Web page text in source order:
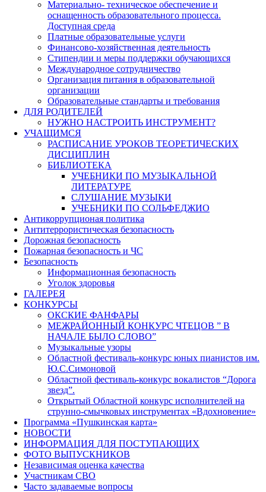
Материально- техническое обеспечение и
оснащенность образовательного процесса.
Доступная среда
Платные образовательные услуги
Финансово-хозяйственная деятельность
Стипендии и меры поддержки обучающихся
Международное сотрудничество
Организация питания в образовательной
организации
Образовательные стандарты и требования
ДЛЯ РОДИТЕЛЕЙ
НУЖНО НАСТРОИТЬ ИНСТРУМЕНТ?
УЧАЩИМСЯ
РАСПИСАНИЕ УРОКОВ ТЕОРЕТИЧЕСКИХ
ДИСЦИПЛИН
БИБЛИОТЕКА
УЧЕБНИКИ ПО МУЗЫКАЛЬНОЙ
ЛИТЕРАТУРЕ
СЛУШАНИЕ МУЗЫКИ
УЧЕБНИКИ ПО СОЛЬФЕДЖИО
Антикоррупционая политика
Антитеррористическая безопасность
Дорожная безопасность
Пожарная безопасность и ЧС
Безопасность
Информационная безопасность
Уголок здоровья
ГАЛЕРЕЯ
КОНКУРСЫ
ОКСКИЕ ФАНФАРЫ
МЕЖРАЙОННЫЙ КОНКУРС ЧТЕЦОВ ” В
НАЧАЛЕ БЫЛО СЛОВО”
Музыкальные узоры
Областной фестиваль-конкурс юных пианистов им.
Ю.С.Симоновой
Областной фестиваль-конкурс вокалистов “Дорога
звезд”.
Открытый Областной конкурс исполнителей на
струнно-смычковых инструментах «Вдохновение»
Программа «Пушкинская карта»
НОВОСТИ
ИНФОРМАЦИЯ ДЛЯ ПОСТУПАЮЩИХ
ФОТО ВЫПУСКНИКОВ
Независимая оценка качества
Участникам СВО
Часто задаваемые вопросы